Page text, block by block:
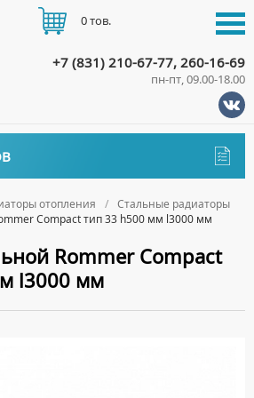
отопления
Стальные радиаторы
Compact тип 33 h500 мм l3000 мм
Rommer Compact
l3000 мм
+7 (831) 210-67-77, 260-16-69
пн-пт, 09.00-18.00
0 тов.
ДОСТАВКА
ОПЛАТА
КОНТАКТЫ